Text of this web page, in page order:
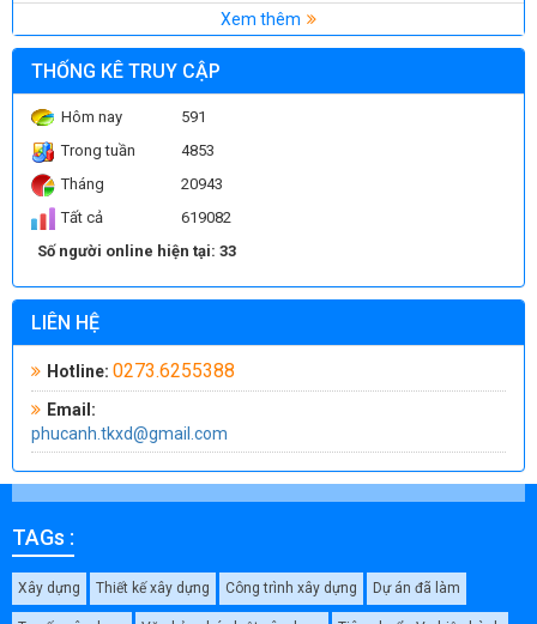
TOP 10 TÒA NHÀ CAO NHẤT VIỆT NAM
Người ta đã xây dựng những TRỤ CẦU VƯỢT BIỂN như thế
nào? Kỹ thuật thi công cầu hiện đại
KỸ THUẬT THI CÔNG XÂY DỰNG HỒ BƠI
Đo độ sụt và lấy mẫu bê tông thương phẩm
Thí nghiệm nén mẫu bê tông
Xem thêm
THỐNG KÊ TRUY CẬP
Hôm nay
591
Trong tuần
4853
Tháng
20943
Tất cả
619082
Số người online hiện tại: 33
LIÊN HỆ
Hotline: 0273.6255388
Email:
phucanh.tkxd@gmail.com
TAGs :
Xây dựng Thiết kế xây dựng Công trình xây dựng Dự án đã làm